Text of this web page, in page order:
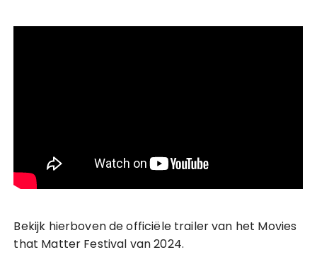
Bekijk hierboven de officiële trailer van het Movies
that Matter Festival van 2024.